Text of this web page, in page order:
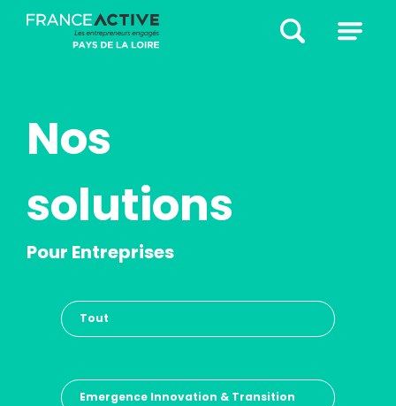
Nos
solutions
Pour Entreprises
Tout
Emergence Innovation & Transition